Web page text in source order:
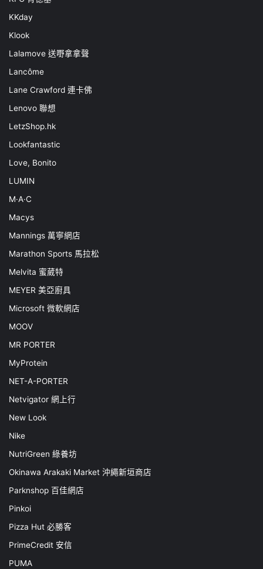
KKday
Klook
Lalamove 送嘢拿拿聲
Lancôme
Lane Crawford 連卡佛
Lenovo 聯想
LetzShop.hk
Lookfantastic
Love, Bonito
LUMIN
M·A·C
Macys
Mannings 萬寧網店
Marathon Sports 馬拉松
Melvita 蜜葳特
MEYER 美亞廚具
Microsoft 微軟網店
MOOV
MR PORTER
MyProtein
NET-A-PORTER
Netvigator 網上行
New Look
Nike
NutriGreen 綠養坊
Okinawa Arakaki Market 沖繩新垣商店
Parknshop 百佳網店
Pinkoi
Pizza Hut 必勝客
PrimeCredit 安信
PUMA